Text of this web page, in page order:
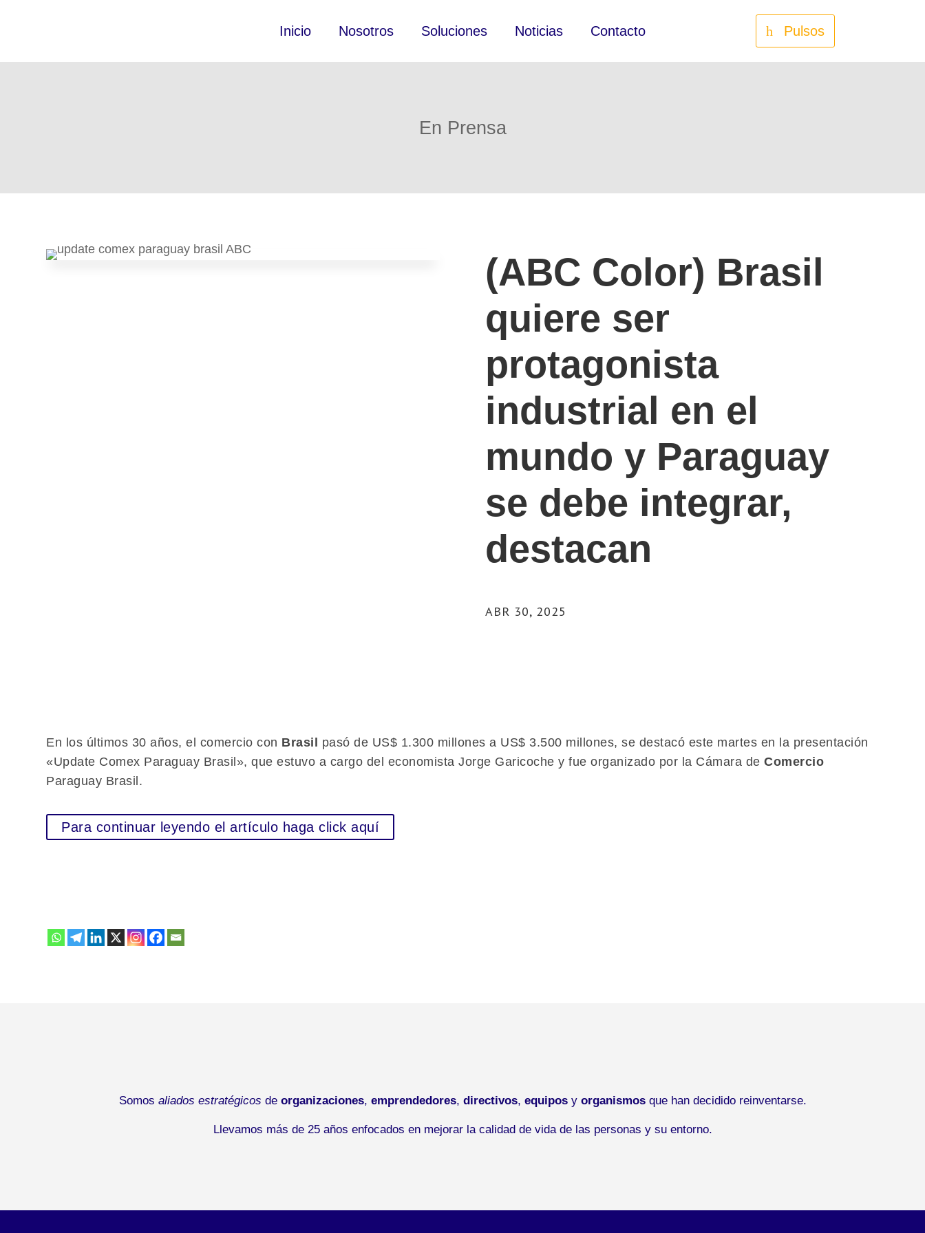
Inicio Nosotros Soluciones Noticias Contacto Pulsos
En Prensa
(ABC Color) Brasil
quiere ser
protagonista
industrial en el
mundo y Paraguay
se debe integrar,
destacan
ABR 30, 2025
En los últimos 30 años, el comercio con Brasil
pasó de US$ 1.300 millones a US$ 3.500 millones, se destacó este martes en la presentación
«Update Comex Paraguay Brasil», que estuvo a cargo del economista Jorge Garicoche y fue organizado por la Cámara deComercio
Paraguay Brasil.
Para continuar leyendo el artículo haga click aquí
Somos aliados estratégicos de organizaciones, emprendedores, directivos, equiposy organismosque han decidido reinventarse.
Llevamos más de 25 años enfocados en mejorar la calidad de vida de las personas y su entorno.